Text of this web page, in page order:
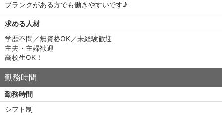
ブランクがある方でも働きやすいです♪
求める人材
学歴不問／無資格OK／未経験歓迎
主夫・主婦歓迎
高校生OK！
勤務時間
勤務時間
シフト制